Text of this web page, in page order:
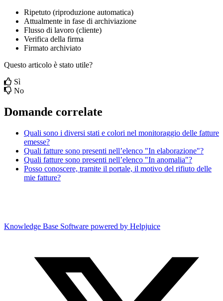
Ripetuto (riproduzione automatica)
Attualmente in fase di archiviazione
Flusso di lavoro (cliente)
Verifica della firma
Firmato archiviato
Questo articolo è stato utile?
Sì
No
Domande correlate
Quali sono i diversi stati e colori nel monitoraggio delle fatture
emesse?
Quali fatture sono presenti nell’elenco "In elaborazione"?
Quali fatture sono presenti nell’elenco "In anomalia"?
Posso conoscere, tramite il portale, il motivo del rifiuto delle
mie fatture?
Knowledge Base Software powered by Helpjuice